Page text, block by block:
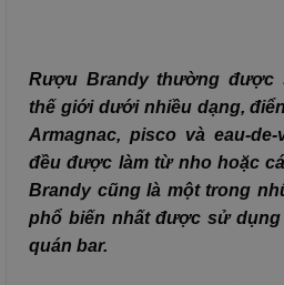
Rượu Brandy thường được
thế giới dưới nhiều dạng,
Armagnac, pisco và eau-
đều được làm từ nho hoặc
Brandy cũng là một trong
phổ biến nhất được sử
quán bar.